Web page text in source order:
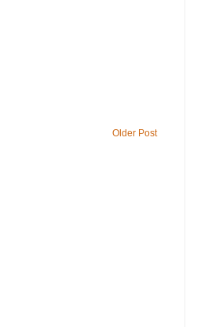
Older Post